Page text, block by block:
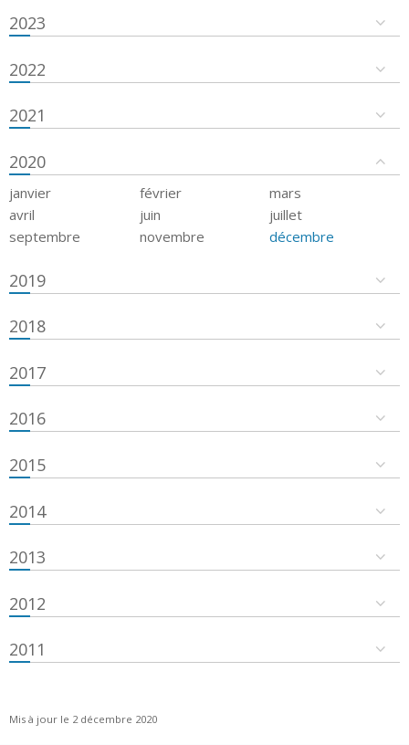
2023
2022
2021
2020
janvier février
mars
avril
juin
juillet
septembre
novembre décembre
2019
2018
2017
2016
2015
2014
2013
2012
2011
Mis à jour le 2 décembre 2020